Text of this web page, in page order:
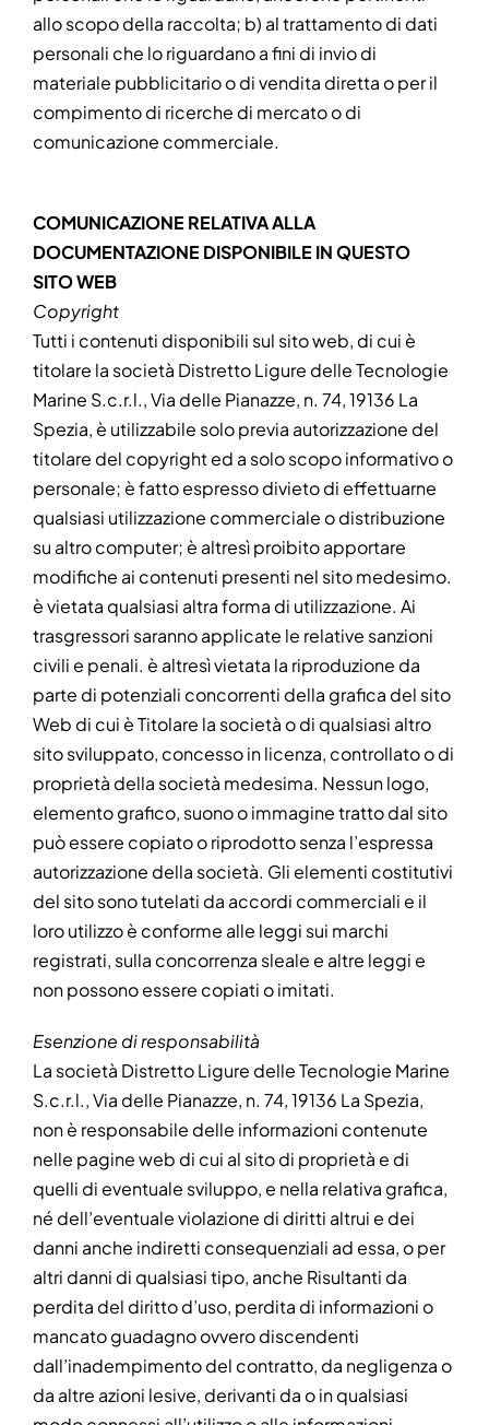
allo scopo della raccolta; b) al trattamento di dati
personali che lo riguardano a fini di invio di
materiale pubblicitario o di vendita diretta o per il
compimento di ricerche di mercato o di
comunicazione commerciale.
COMUNICAZIONE RELATIVA ALLA
DOCUMENTAZIONE DISPONIBILE IN QUESTO
SITO WEB
Copyright
Tutti i contenuti disponibili sul sito web, di cui è
titolare la società Distretto Ligure delle Tecnologie
Marine S.c.r.l., Via delle Pianazze, n. 74, 19136 La
Spezia, è utilizzabile solo previa autorizzazione del
titolare del copyright ed a solo scopo informativo o
personale; è fatto espresso divieto di effettuarne
qualsiasi utilizzazione commerciale o distribuzione
su altro computer; è altresì proibito apportare
modifiche ai contenuti presenti nel sito medesimo.
è vietata qualsiasi altra forma di utilizzazione. Ai
trasgressori saranno applicate le relative sanzioni
civili e penali. è altresì vietata la riproduzione da
parte di potenziali concorrenti della grafica del sito
Web di cui è Titolare la società o di qualsiasi altro
sito sviluppato, concesso in licenza, controllato o di
proprietà della società medesima. Nessun logo,
elemento grafico, suono o immagine tratto dal sito
può essere copiato o riprodotto senza l’espressa
autorizzazione della società. Gli elementi costitutivi
del sito sono tutelati da accordi commerciali e il
loro utilizzo è conforme alle leggi sui marchi
registrati, sulla concorrenza sleale e altre leggi e
non possono essere copiati o imitati.
Esenzione di responsabilità
La società Distretto Ligure delle Tecnologie Marine
S.c.r.l., Via delle Pianazze, n. 74, 19136 La Spezia,
non è responsabile delle informazioni contenute
nelle pagine web di cui al sito di proprietà e di
quelli di eventuale sviluppo, e nella relativa grafica,
né dell’eventuale violazione di diritti altrui e dei
danni anche indiretti consequenziali ad essa, o per
altri danni di qualsiasi tipo, anche Risultanti da
perdita del diritto d’uso, perdita di informazioni o
mancato guadagno ovvero discendenti
dall’inadempimento del contratto, da negligenza o
da altre azioni lesive, derivanti da o in qualsiasi